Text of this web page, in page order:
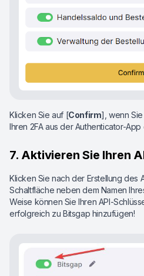
Klicken Sie auf [Confirm], wenn
Ihren 2FA aus der Authenticator-App
7. Aktivieren Sie Ihren
Klicken Sie nach der Erstellung des
Schaltfläche neben dem Namen
Weise können Sie Ihren API-
erfolgreich zu Bitsgap hinzufügen!